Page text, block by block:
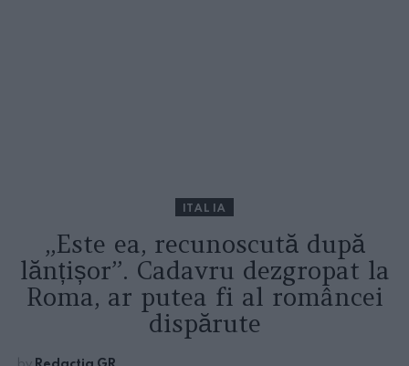
ITALIA
„Este ea, recunoscută după
lănțișor”. Cadavru dezgropat la
Roma, ar putea fi al româncei
dispărute